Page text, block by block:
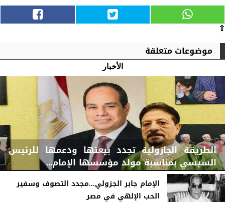
⇧
موضوعات متعلقة
الأخبار
الطريقة الجازولية تجدد بيعتها ودعمها للرئيس
السيسي بمناسبة مولد مؤسسها الإمام...
الإمام جابر الجزولي...مجدد التصوف وسفير
الحب الإلهي في مصر